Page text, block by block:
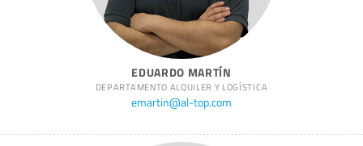
EDUARDO MARTÍN
DEPARTAMENTO ALQUILER Y LOGÍSTICA
emartin@al-top.com